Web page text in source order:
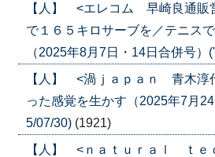
【人】 <エレコム 早崎良通販
で１６５キロサーブを／テニス
（2025年8月7日・14日合併号）
【人】 <渦ｊａｐａｎ 青木淳
った感覚を生かす（2025年7月
5/07/30) (1921)
【人】 <ｎａｔｕｒａｌ ｔｅ